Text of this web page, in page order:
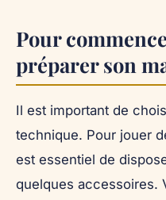
Pour
préparer son
Il est important de
technique. Pour jouer
est essentiel de
quelques accessoires.